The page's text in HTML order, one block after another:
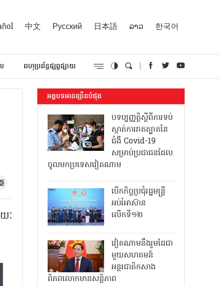
中文 Русский 日本語 ລາວ 한국어
ពហុប្រព័ន្ធផ្សព្វផ្សាយ
ៈ
អត្ថបទអានច្រើនបំផុត
បទប្បញ្ញត្តិស្តីពីការទប់
ស្កាត់ការរាតត្បាតនៃ
ជំងឺ Covid-19
សម្រាប់ប្រជាជនដែល
ចូលមកប្រទេសវៀតណាម
បើកកិច្ចប្រជុំរដ្ឋមន្ត្រី
អប់រំអាស៊ាន
លើកទី១២
វៀតណាមនឹងរួមដៃជា
មួយសហគមន៍
អន្តរជាតិកសាង
ពិភពលោកមានសន្តិភាព